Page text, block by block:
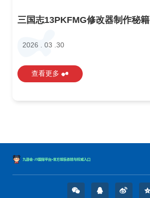
三国志13PKFMG修改器制作秘籍
2026 . 03 .30
查看更多